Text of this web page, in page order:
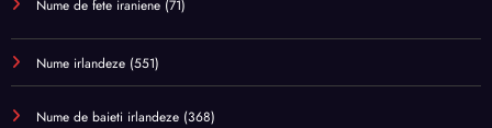
Nume de fete iraniene (71)
Nume irlandeze (551)
Nume de baieti irlandeze (368)